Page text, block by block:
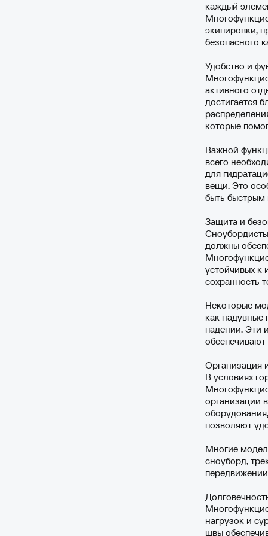
каждый
экипировки,
безопасного
Удобство и
активного
достигается
которые
Важной
всего
для
вещи. Это
быть быстрым
Защита и
должны
устойчивых к
сохранность
Некоторые
как
падении. Эти
Организация
В условиях
организации
позволяют
Многие
сноуборд,
нагрузок и
швы